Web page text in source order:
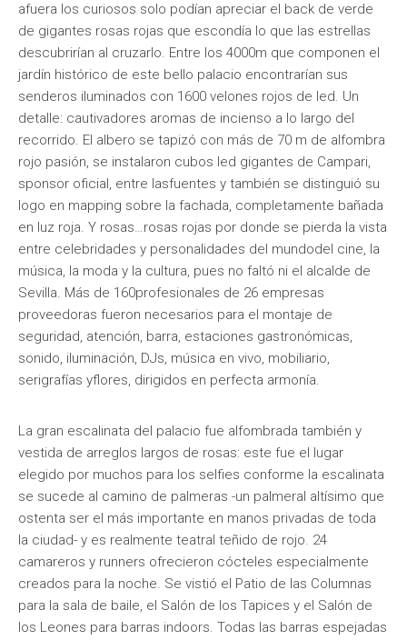
afuera los curiosos solo podían apreciar el back de verde
de gigantes rosas rojas que escondía lo que las estrellas
descubrirían al cruzarlo. Entre los 4000m que componen el
jardín histórico de este bello palacio encontrarían sus
senderos iluminados con 1600 velones rojos de led. Un
detalle: cautivadores aromas de incienso a lo largo del
recorrido. El albero se tapizó con más de 70 m de alfombra
rojo pasión, se instalaron cubos led gigantes de Campari,
sponsor oficial, entre lasfuentes y también se distinguió su
logo en mapping sobre la fachada, completamente bañada
en luz roja. Y rosas…rosas rojas por donde se pierda la vista
entre celebridades y personalidades del mundodel cine, la
música, la moda y la cultura, pues no faltó ni el alcalde de
Sevilla. Más de 160profesionales de 26 empresas
proveedoras fueron necesarios para el montaje de
seguridad, atención, barra, estaciones gastronómicas,
sonido, iluminación, DJs, música en vivo, mobiliario,
serigrafías yflores, dirigidos en perfecta armonía.
La gran escalinata del palacio fue alfombrada también y
vestida de arreglos largos de rosas: este fue el lugar
elegido por muchos para los selfies conforme la escalinata
se sucede al camino de palmeras -un palmeral altísimo que
ostenta ser el más importante en manos privadas de toda
la ciudad- y es realmente teatral teñido de rojo. 24
camareros y runners ofrecieron cócteles especialmente
creados para la noche. Se vistió el Patio de las Columnas
para la sala de baile, el Salón de los Tapices y el Salón de
los Leones para barras indoors. Todas las barras espejadas